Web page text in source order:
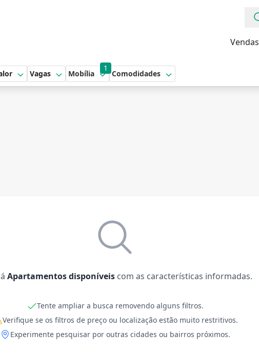
Vendas
Vagas
1
Mobília Comodidades
Apartamentos disponíveis com as características informadas.
Tente ampliar a busca removendo alguns filtros.
Verifique se os filtros de preço ou localização estão muito restritivos.
Experimente pesquisar por outras cidades ou bairros próximos.